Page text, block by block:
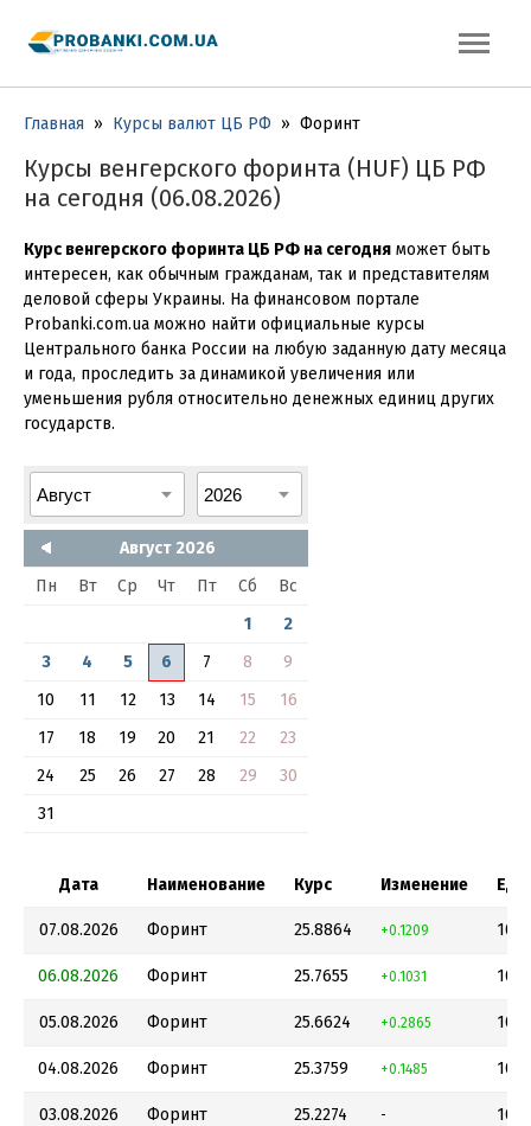
Главная » Курсы валют ЦБ РФ » Форинт
Курсы венгерского форинта (HUF) ЦБ РФ
на сегодня (06.08.2026)
Курс венгерского форинта ЦБ РФ на сегодня может быть
интересен, как обычным гражданам, так и представителям
деловой сферы Украины. На финансовом портале
Probanki.com.ua можно найти официальные курсы
Центрального банка России на любую заданную дату месяца
и года, проследить за динамикой увеличения или
уменьшения рубля относительно денежных единиц других
государств.
Август 2026
Пн
Вт Ср Чт Пт Сб
Вс
1
2
3
4 5 6 7 8
9
10
11 12 13 14 15
16
17
18 19 20 21 22
23
24
25 26 27 28 29
30
31
Дата Наименование Курс Изменение
07.08.2026 Форинт 25.8864 +0.1209 100
06.08.2026 Форинт 25.7655 +0.1031 100
05.08.2026 Форинт 25.6624 +0.2865 100
04.08.2026 Форинт 25.3759 +0.1485 100
03.08.2026 Форинт 25.2274 - 100